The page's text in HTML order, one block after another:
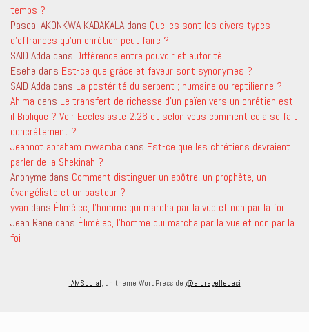
temps ?
Pascal AKONKWA KADAKALA dans Quelles sont les divers types
d’offrandes qu’un chrétien peut faire ?
SAID Adda dans Différence entre pouvoir et autorité
Esehe dans Est-ce que grâce et faveur sont synonymes ?
SAID Adda dans La postérité du serpent ; humaine ou reptilienne ?
Ahima dans Le transfert de richesse d’un païen vers un chrétien est-
il Biblique ? Voir Ecclesiaste 2:26 et selon vous comment cela se fait
concrètement ?
Jeannot abraham mwamba dans Est-ce que les chrétiens devraient
parler de la Shekinah ?
Anonyme dans Comment distinguer un apôtre, un prophète, un
évangéliste et un pasteur ?
yvan dans Élimélec, l’homme qui marcha par la vue et non par la foi
Jean Rene dans Élimélec, l’homme qui marcha par la vue et non par la
foi
IAMSocial, un theme WordPress de @aicragellebasi